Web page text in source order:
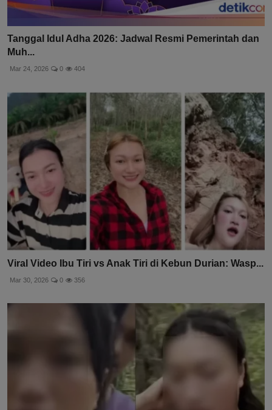
Tanggal Idul Adha 2026: Jadwal Resmi Pemerintah dan
Muh...
Mar 24, 2026 0 404
Viral Video Ibu Tiri vs Anak Tiri di Kebun Durian: Wasp...
Mar 30, 2026 0 356